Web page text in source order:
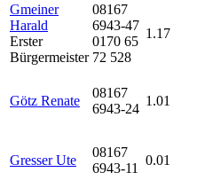
Gmeiner
Harald
Erster
Bürgermeister
08167
6943-47
0170 65
72 528
1.17
Götz Renate
08167
6943-24
1.01
Gresser Ute
08167
6943-11
0.01